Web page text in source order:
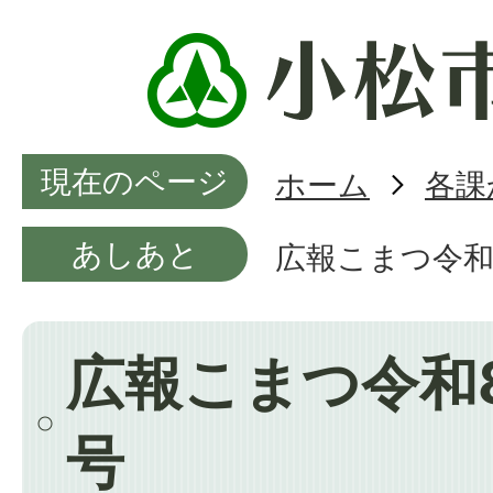
現在のページ ホーム
各
あしあと
広報こまつ令
広報こまつ令
号